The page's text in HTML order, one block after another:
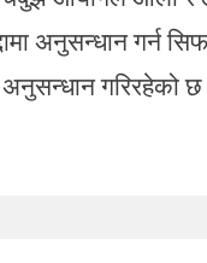
अनुसन्धान गर्न
गरिरहेको